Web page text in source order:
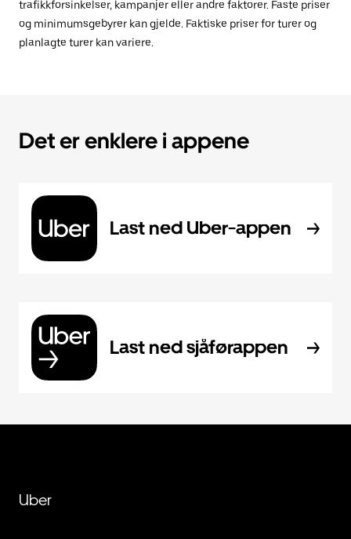
trafikkforsinkelser, kampanjer eller andre faktorer. Faste priser
og minimumsgebyrer kan gjelde. Faktiske priser for turer og
planlagte turer kan variere.
Det er enklere i appene
Last ned Uber-appen
Last ned sjåførappen
Uber